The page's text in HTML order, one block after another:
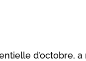
d’octobre, a